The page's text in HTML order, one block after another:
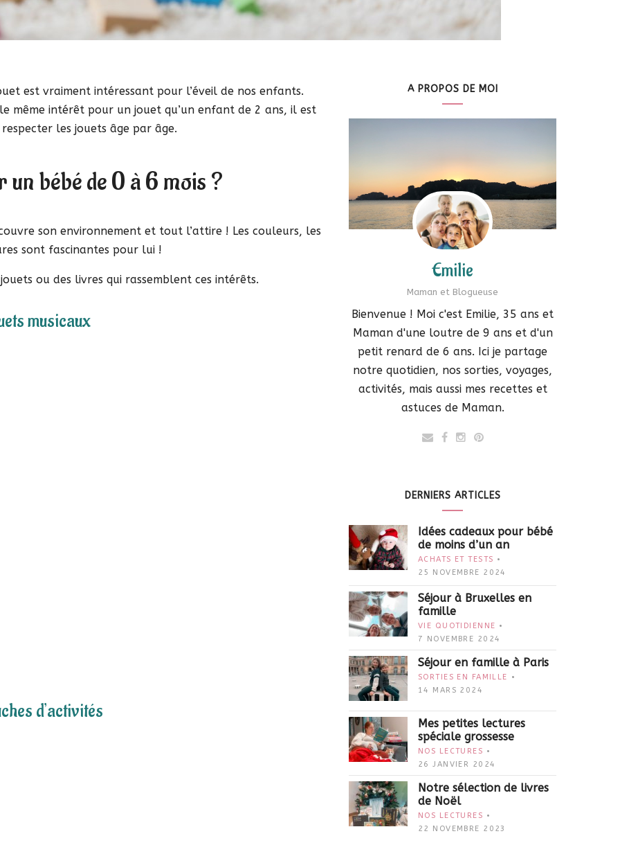
est vraiment intéressant pour l’éveil de nos enfants.
même intérêt pour un jouet qu’un enfant de 2 ans, il est
les jouets âge par âge.
un bébé de 0 à 6 mois ?
son environnement et tout l’attire ! Les couleurs, les
sont fascinantes pour lui !
ou des livres qui rassemblent ces intérêts.
musicaux
d’activités
A PROPOS DE MOI
Emilie
Maman et Blogueuse
Bienvenue ! Moi c'est Emilie, 35 ans et
Maman d'une loutre de 9 ans et d'un
petit renard de 6 ans. Ici je partage
notre quotidien, nos sorties, voyages,
activités, mais aussi mes recettes et
astuces de Maman.
DERNIERS ARTICLES
Idées cadeaux pour bébé
de moins d’un an
ACHATS ET TESTS
25 NOVEMBRE 2024
Séjour à Bruxelles en
famille
VIE QUOTIDIENNE
7 NOVEMBRE 2024
Séjour en famille à Paris
SORTIES EN FAMILLE
14 MARS 2024
Mes petites lectures
spéciale grossesse
NOS LECTURES
26 JANVIER 2024
Notre sélection de livres
de Noël
NOS LECTURES
22 NOVEMBRE 2023